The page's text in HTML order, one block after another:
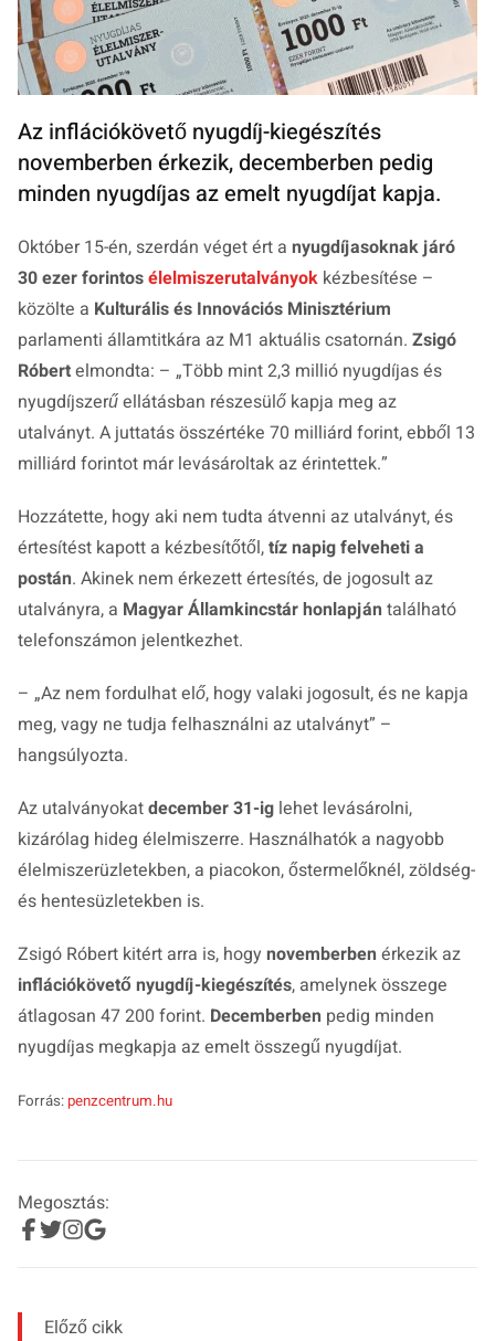
Az inflációkövető nyugdíj-kiegészítés
novemberben érkezik, decemberben pedig
minden nyugdíjas az emelt nyugdíjat kapja.
Október 15-én, szerdán véget ért a nyugdíjasoknak járó
30 ezer forintosélelmiszerutalványok kézbesítése –
közölte a Kulturális és Innovációs Minisztérium
parlamenti államtitkára az M1 aktuális csatornán. Zsigó
Róbertelmondta: – „Több mint 2,3 millió nyugdíjas és
nyugdíjszerű ellátásban részesülő kapja meg az
utalványt. A juttatás összértéke 70 milliárd forint, ebből 13
milliárd forintot már levásároltak az érintettek.”
Hozzátette, hogy aki nem tudta átvenni az utalványt, és
értesítést kapott a kézbesítőtől,tíz napig felveheti a
postán. Akinek nem érkezett értesítés, de jogosult az
utalványra, a Magyar Államkincstár honlapján található
telefonszámon jelentkezhet.
– „Az nem fordulhat elő, hogy valaki jogosult, és ne kapja
meg, vagy ne tudja felhasználni az utalványt” –
hangsúlyozta.
Az utalványokatdecember 31-ig lehet levásárolni,
kizárólag hideg élelmiszerre. Használhatók a nagyobb
élelmiszerüzletekben, a piacokon, őstermelőknél, zöldség-
és hentesüzletekben is.
Zsigó Róbert kitért arra is, hogy novemberben érkezik az
inflációkövető nyugdíj-kiegészítés, amelynek összege
átlagosan 47 200 forint. Decemberben pedig minden
nyugdíjas megkapja az emelt összegű nyugdíjat.
Forrás: penzcentrum.hu
Megosztás:
Előző cikk